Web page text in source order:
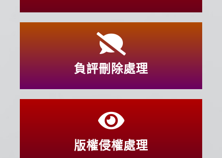
負評刪除處理
版權侵權處理